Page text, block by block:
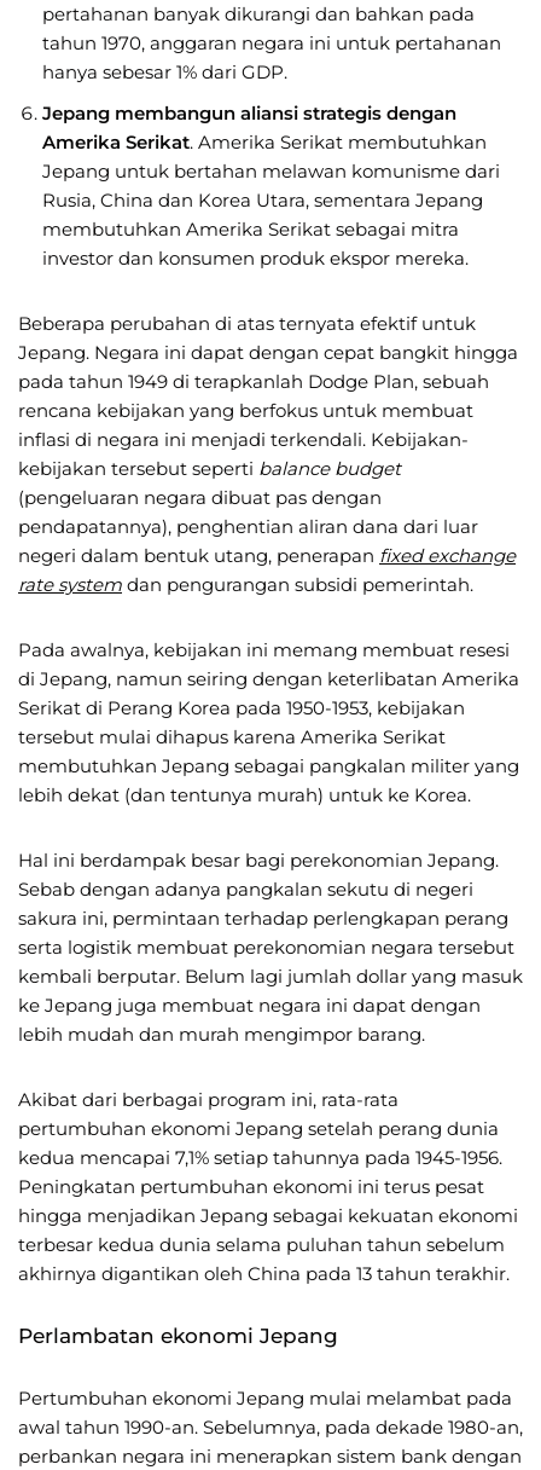
pertahanan banyak dikurangi dan bahkan pada
tahun 1970, anggaran negara ini untuk pertahanan
hanya sebesar 1% dari GDP.
Jepang membangun aliansi strategis dengan
Amerika Serikat. Amerika Serikat membutuhkan
Jepang untuk bertahan melawan komunisme dari
Rusia, China dan Korea Utara, sementara Jepang
membutuhkan Amerika Serikat sebagai mitra
investor dan konsumen produk ekspor mereka.
Beberapa perubahan di atas ternyata efektif untuk
Jepang. Negara ini dapat dengan cepat bangkit hingga
pada tahun 1949 di terapkanlah Dodge Plan, sebuah
rencana kebijakan yang berfokus untuk membuat
inflasi di negara ini menjadi terkendali. Kebijakan-
kebijakan tersebut seperti balance budget
(pengeluaran negara dibuat pas dengan
pendapatannya), penghentian aliran dana dari luar
negeri dalam bentuk utang, penerapan fixed exchange
rate system dan pengurangan subsidi pemerintah.
Pada awalnya, kebijakan ini memang membuat resesi
di Jepang, namun seiring dengan keterlibatan Amerika
Serikat di Perang Korea pada 1950-1953, kebijakan
tersebut mulai dihapus karena Amerika Serikat
membutuhkan Jepang sebagai pangkalan militer yang
lebih dekat (dan tentunya murah) untuk ke Korea.
Hal ini berdampak besar bagi perekonomian Jepang.
Sebab dengan adanya pangkalan sekutu di negeri
sakura ini, permintaan terhadap perlengkapan perang
serta logistik membuat perekonomian negara tersebut
kembali berputar. Belum lagi jumlah dollar yang masuk
ke Jepang juga membuat negara ini dapat dengan
lebih mudah dan murah mengimpor barang.
Akibat dari berbagai program ini, rata-rata
pertumbuhan ekonomi Jepang setelah perang dunia
kedua mencapai 7,1% setiap tahunnya pada 1945-1956.
Peningkatan pertumbuhan ekonomi ini terus pesat
hingga menjadikan Jepang sebagai kekuatan ekonomi
terbesar kedua dunia selama puluhan tahun sebelum
akhirnya digantikan oleh China pada 13 tahun terakhir.
Perlambatan ekonomi Jepang
Pertumbuhan ekonomi Jepang mulai melambat pada
awal tahun 1990-an. Sebelumnya, pada dekade 1980-an,
perbankan negara ini menerapkan sistem bank dengan